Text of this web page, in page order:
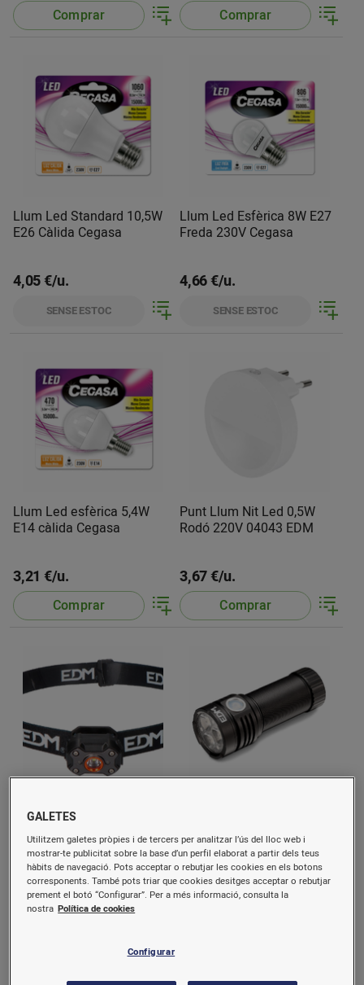
Comprar Comprar
Llum Led Standard 10,5W
E26 Càlida Cegasa
4,05 €/u.
SENSE ESTOC
Llum Led Esfèrica 8W E27
Freda 230V Cegasa
4,66 €/u.
SENSE ESTOC
Llum Led esfèrica 5,4W
E14 càlida Cegasa
3,21 €/u.
Comprar
Punt Llum Nit Led 0,5W
Rodó 220V 04043 EDM
3,67 €/u.
Comprar
Recarg.400L 36417 EDM
12,41 €/u.
Comprar
42,98 €/u.
Comprar
GALETES
Utilitzem galetes pròpies i de tercers per analitzar l’ús del lloc web i
mostrar-te publicitat sobre la base d’un perfil elaborat a partir dels teus
hàbits de navegació. Pots acceptar o rebutjar les cookies en els botons
corresponents. També pots triar que cookies desitges acceptar o rebutjar
prement el botó “Configurar”. Per a més informació, consulta la
nostra Política de cookies
Configurar